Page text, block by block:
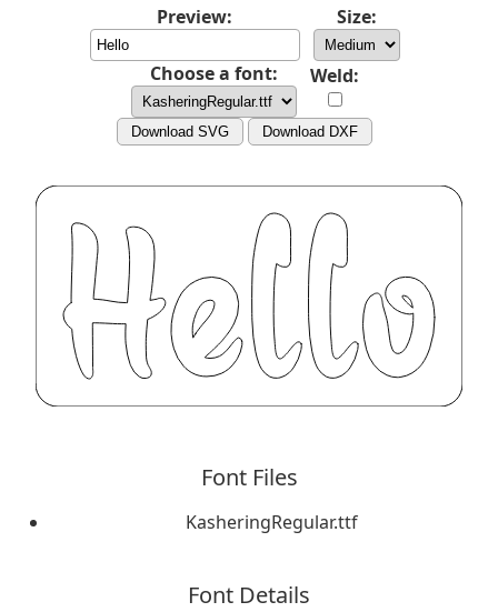
Preview: Size:
Choose a font: Weld:
Download SVG Download DXF
Font Files
KasheringRegular.ttf
Font Details